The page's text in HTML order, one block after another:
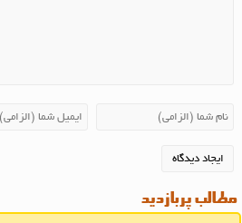
مطالب پربازدید